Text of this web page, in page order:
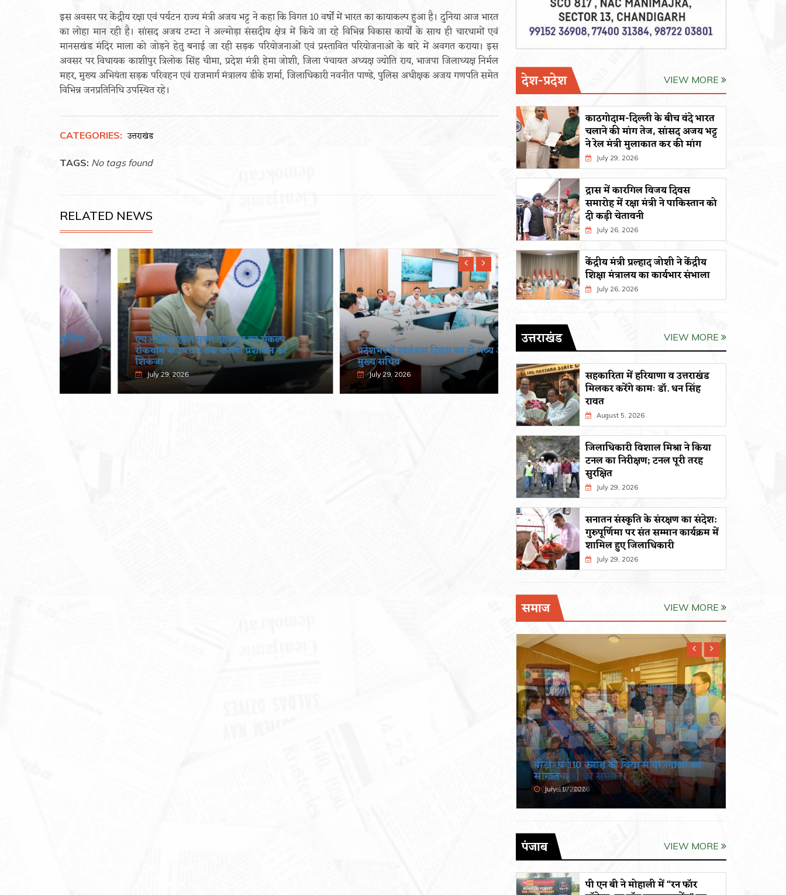
इस अवसर पर केंद्रीय रक्षा एवं पर्यटन राज्य मंत्री अजय भट्ट ने कहा कि विगत 10 वर्षों में भारत का कायाकल्प हुआ है। दुनिया आज भारत
का लोहा मान रही है। सांसद अजय टम्टा ने अल्मोड़ा संसदीय क्षेत्र में किये जा रहे विभिन्न विकास कार्यों के साथ ही चारधामों एवं
मानसखंड मंदिर माला को जोड़ने हेतु बनाई जा रही सड़क परियोजनाओं एवं प्रस्तावित परियोजनाओं के बारे में अवगत कराया। इस
अवसर पर विधायक काशीपुर त्रिलोक सिंह चीमा, प्रदेश मंत्री हेमा जोशी, जिला पंचायत अध्यक्ष ज्योति राय, भाजपा जिलाध्यक्ष निर्मल
महर, मुख्य अभियंता सड़क परिवहन एवं राजमार्ग मंत्रालय डीके शर्मा, जिलाधिकारी नवनीत पाण्डे, पुलिस अधीक्षक अजय गणपति समेत
विभिन्न जनप्रतिनिधि उपस्थित रहे।
CATEGORIES: उत्तराखंड
TAGS: No tags found
RELATED NEWS
एचआईवी/एड्स मुक्त देहरादून का संकल्प,
रोकथाम से उपचार तक कसेगा प्रशासन का
शिकंजा
प्रदेशभर में स्वतंत्रता दिवस का हो भव्य आयोजनः
मुख्य सचिव
July 29, 2026
सहकारिता में हरियाणा व उत्तराखंड मिलकर करेंगे
कामः डाॅ. धन सिंह रावत
August 5, 2026
देश-प्रदेश VIEW MORE
काठगोदाम-दिल्ली के बीच वंदे भारत
चलाने की मांग तेज, सांसद अजय भट्ट
ने रेल मंत्री मुलाकात कर की मांग
July 29, 2026
द्रास में कारगिल विजय दिवस
समारोह में रक्षा मंत्री ने पाकिस्तान को
दी कड़ी चेतावनी
July 26, 2026
केंद्रीय मंत्री प्रल्हाद जोशी ने केंद्रीय
शिक्षा मंत्रालय का कार्यभार संभाला
July 26, 2026
उत्तराखंड VIEW MORE
सहकारिता में हरियाणा व उत्तराखंड
मिलकर करेंगे कामः डाॅ. धन सिंह
रावत
August 5, 2026
जिलाधिकारी विशाल मिश्रा ने किया
टनल का निरीक्षण; टनल पूरी तरह
सुरक्षित
July 29, 2026
सनातन संस्कृति के संरक्षण का संदेश:
गुरुपूर्णिमा पर संत सम्मान कार्यक्रम में
शामिल हुए जिलाधिकारी
July 29, 2026
समाज VIEW MORE
हरेला पर्व पर सरस्वती विद्या मंदिर, ढालवाला
में प्रतिभाओं का सम्मान।
July 19, 2026
पंजाब VIEW MORE
पी एन बी ने मोहाली में “रन फॉर